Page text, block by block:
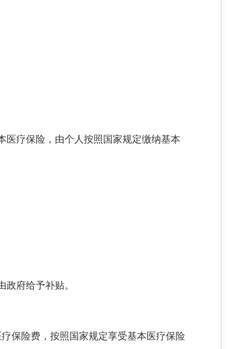
医疗保险，由个人按照国家规定缴纳基本
府给予补贴。
保险费，按照国家规定享受基本医疗保险